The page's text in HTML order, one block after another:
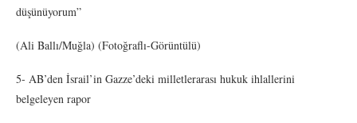
düşünüyorum”
(Ali Ballı/Muğla) (Fotoğraflı-Görüntülü)
5- AB’den İsrail’in Gazze’deki milletlerarası hukuk ihlallerini
belgeleyen rapor